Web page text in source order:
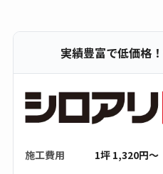
実績豊富で低価格！
施工費用
1坪 1,320円〜